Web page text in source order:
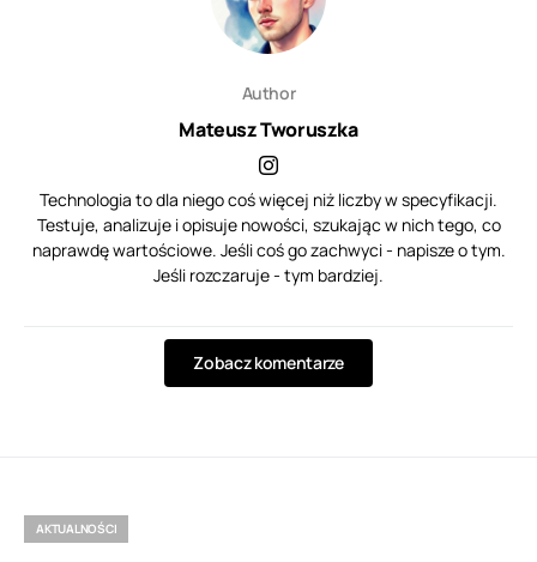
Author
Mateusz Tworuszka
Technologia to dla niego coś więcej niż liczby w specyfikacji.
Testuje, analizuje i opisuje nowości, szukając w nich tego, co
naprawdę wartościowe. Jeśli coś go zachwyci - napisze o tym.
Jeśli rozczaruje - tym bardziej.
Zobacz komentarze
AKTUALNOŚCI